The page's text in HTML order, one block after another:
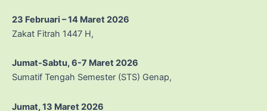
23 Februari – 14 Maret 2026
Zakat Fitrah 1447 H,
Jumat-Sabtu, 6-7 Maret 2026
Sumatif Tengah Semester (STS) Genap,
Jumat, 13 Maret 2026